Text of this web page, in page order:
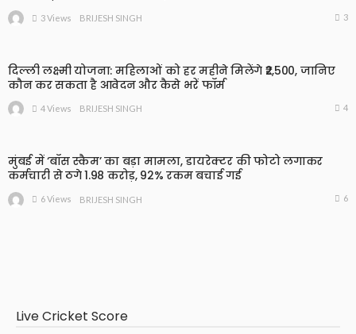
3 Views BRIJESH SINGH 3
दिल्ली लक्ष्मी योजना: महिलाओं को हर महीने मिलेंगे ₹2,500, जानिए
कौन कर सकता है आवेदन और कैसे भरें फॉर्म
4 Views BRIJESH SINGH 4
मुंबई में ‘बॉस स्कैम’ का बड़ा मामला, डायरेक्टर की फोटो लगाकर
कर्मचारी से ठगे 1.98 करोड़, 92% रकम बचाई गई
6 Views BRIJESH SINGH 6
Live Cricket Score